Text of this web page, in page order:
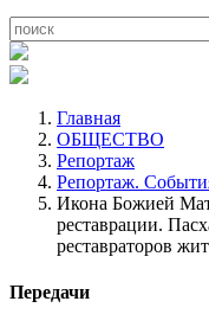
Главная
ОБЩЕСТВО
Репортаж
Репортаж.
Икона Божией
реставрации.
реставраторов
Передачи